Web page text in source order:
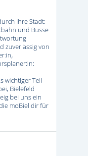
ihre Stadt:
und Busse
zuverlässig von
wichtiger Teil
Bielefeld
bei uns ein
moBiel dir für